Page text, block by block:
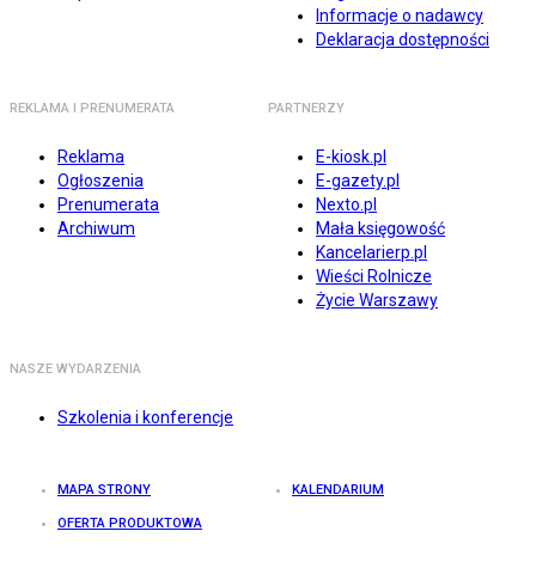
Informacje o nadawcy
Deklaracja dostępności
REKLAMA I PRENUMERATA
Reklama
Ogłoszenia
Prenumerata
Archiwum
PARTNERZY
E-kiosk.pl
E-gazety.pl
Nexto.pl
Mała księgowość
Kancelarierp.pl
Wieści Rolnicze
Życie Warszawy
NASZE WYDARZENIA
Szkolenia i konferencje
MAPA STRONY KALENDARIUM
OFERTA PRODUKTOWA